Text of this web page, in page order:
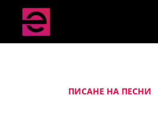
ПИСАНЕ НА ПЕСНИ